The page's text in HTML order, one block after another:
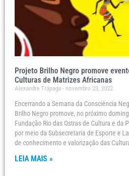
Projeto Brilho Negro promove
Culturas de Matrizes Africanas
Alexandre Trápaga novembro 23, 2022
Encerrando a Semana da Consciência
Brilho Negro promove, no próximo
Fundação Rio das Ostras de Cultura e da
por meio da Subsecretaria de Esporte e
de conhecimento e valorização das
LEIA MAIS »